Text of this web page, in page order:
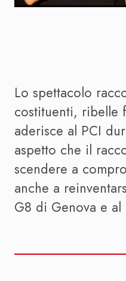
Lo spettacolo
costituenti, ribelle
aderisce al PCI
aspetto che il
scendere a
anche a
G8 di Genova e al